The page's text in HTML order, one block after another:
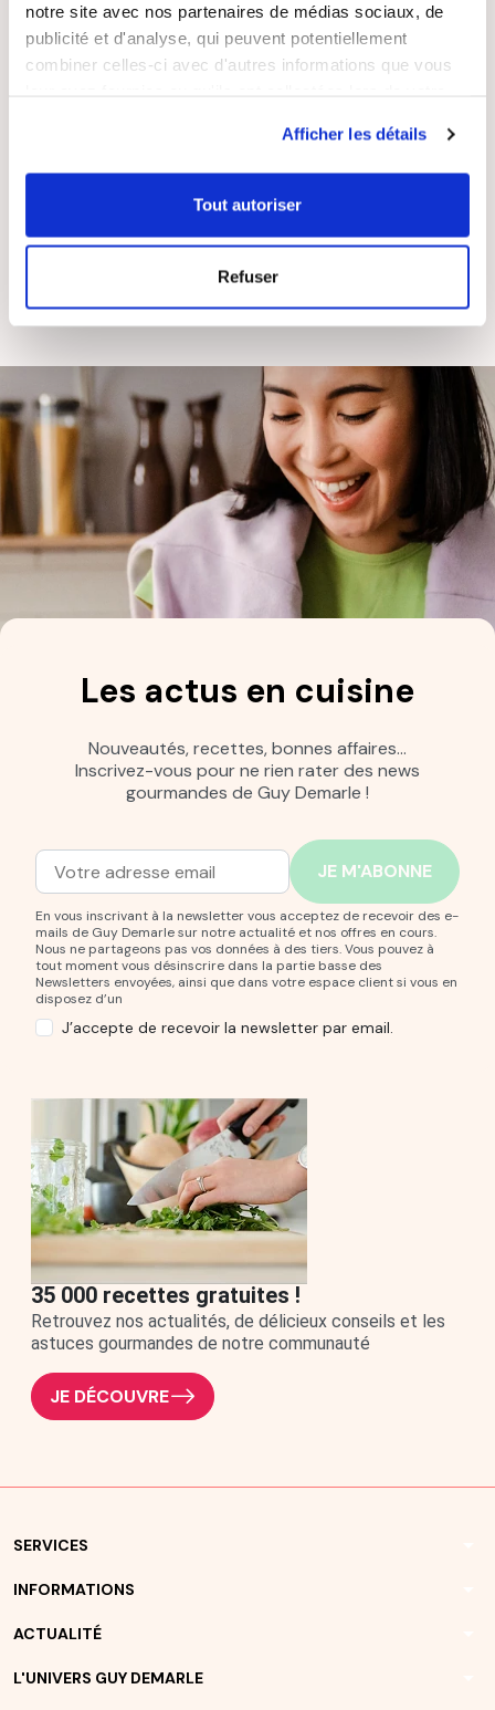
notre site avec nos partenaires de médias sociaux, de
publicité et d'analyse, qui peuvent potentiellement
combiner celles-ci avec d'autres informations que vous
Afficher les détails
Tout autoriser
Refuser
REMBOURSÉ
Les actus en cuisine
Nouveautés, recettes, bonnes affaires…
Inscrivez-vous pour ne rien rater des news
gourmandes de Guy Demarle !
Adresse mail
Entrez votre adresse mail pour vous abonner à notre
En vous inscrivant à la newsletter vous acceptez de recevoir des e-
mails de Guy Demarle sur notre actualité et nos offres en cours.
Nous ne partageons pas vos données à des tiers. Vous pouvez à
tout moment vous désinscrire dans la partie basse des
Newsletters envoyées, ainsi que dans votre espace client si vous en
disposez d’un
J’accepte de recevoir la newsletter par email.
35 000 recettes gratuites !
Retrouvez nos actualités, de délicieux conseils et les
astuces gourmandes de notre communauté
JE DÉCOUVRE
SERVICES
INFORMATIONS
ACTUALITÉ
L'UNIVERS GUY DEMARLE